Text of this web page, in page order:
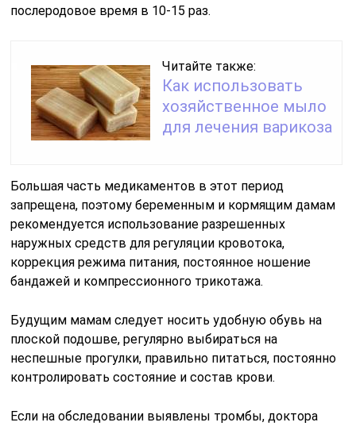
послеродовое время в 10-15 раз.
Читайте также:
Как использовать
хозяйственное мыло
для лечения варикоза
Большая часть медикаментов в этот период
запрещена, поэтому беременным и кормящим дамам
рекомендуется использование разрешенных
наружных средств для регуляции кровотока,
коррекция режима питания, постоянное ношение
бандажей и компрессионного трикотажа.
Будущим мамам следует носить удобную обувь на
плоской подошве, регулярно выбираться на
неспешные прогулки, правильно питаться, постоянно
контролировать состояние и состав крови.
Если на обследовании выявлены тромбы, доктора